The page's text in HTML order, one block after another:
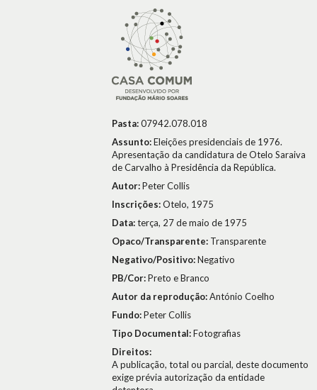
Pasta:07942.078.018
Assunto:Eleições presidenciais de 1976.
Apresentação da candidatura de Otelo Saraiva
de Carvalho à Presidência da República.
Autor:Peter Collis
Inscrições:Otelo, 1975
Data:terça, 27 de maio de 1975
Opaco/Transparente: Transparente
Negativo/Positivo:Negativo
PB/Cor:Preto e Branco
Autor da reprodução:António Coelho
Fundo:Peter Collis
Tipo Documental:Fotografias
Direitos:
A publicação, total ou parcial, deste documento
exige prévia autorização da entidade